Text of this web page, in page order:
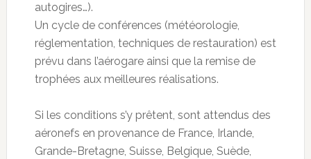
autogires…).
Un cycle de conférences (météorologie,
réglementation, techniques de restauration) est
prévu dans l’aérogare ainsi que la remise de
trophées aux meilleures réalisations.
Si les conditions s’y prêtent, sont attendus des
aéronefs en provenance de France, Irlande,
Grande-Bretagne, Suisse, Belgique, Suède,